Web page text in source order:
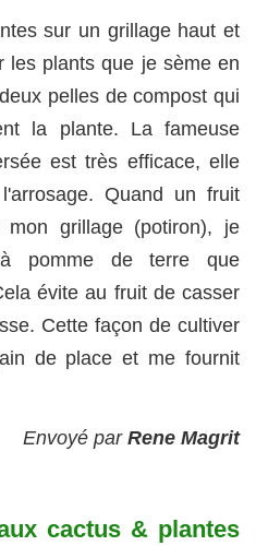
sur un grillage haut et
les plants que je sème en
pelles de compost qui
la plante. La fameuse
est très efficace, elle
Quand un fruit
grillage (potiron), je
pomme de terre que
évite au fruit de casser
Cette façon de cultiver
de place et me fournit
Envoyé par Rene Magrit
cactus & plantes